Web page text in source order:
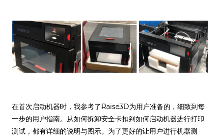
在首次启动机器时，我参考了Raise3D为用户准备的，细致到每
一步的用户指南。从如何拆卸安全卡扣到如何启动机器进行打印
测试，都有详细的说明与图示。为了更好的让用户进行机器测